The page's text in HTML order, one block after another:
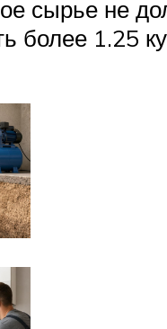
сырье не
более 1.25